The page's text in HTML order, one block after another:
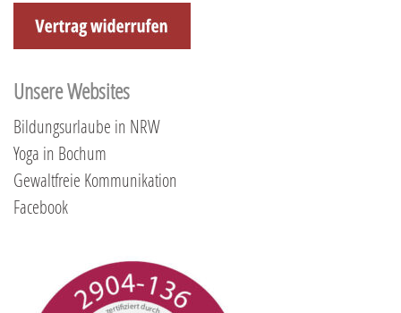
Unsere Websites
Bildungsurlaube in NRW
Yoga in Bochum
Gewaltfreie Kommunikation
Facebook